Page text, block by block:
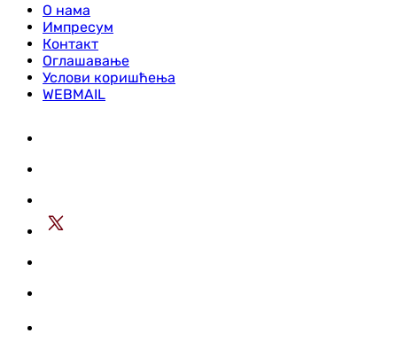
О нама
Импресум
Контакт
Оглашавање
Услови коришћења
WEBMAIL